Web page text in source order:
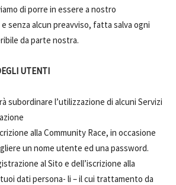
di porre in essere a nostro
senza alcun preavviso, fatta salva ogni
da parte nostra.
UTENTI
subordinare l’utilizzazione di alcuni Servizi
alla Community Race, in occasione
un nome utente ed una password.
al Sito e dell’iscrizione alla
dati persona- li – il cui trattamento da